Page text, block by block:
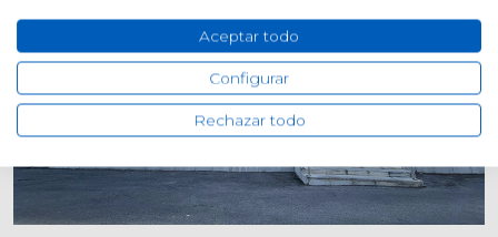
Aceptar todo
Configurar
Rechazar todo